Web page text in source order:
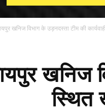
खनिज विभाग के उड़नदस्ता टीम की
खनिज
स्थित